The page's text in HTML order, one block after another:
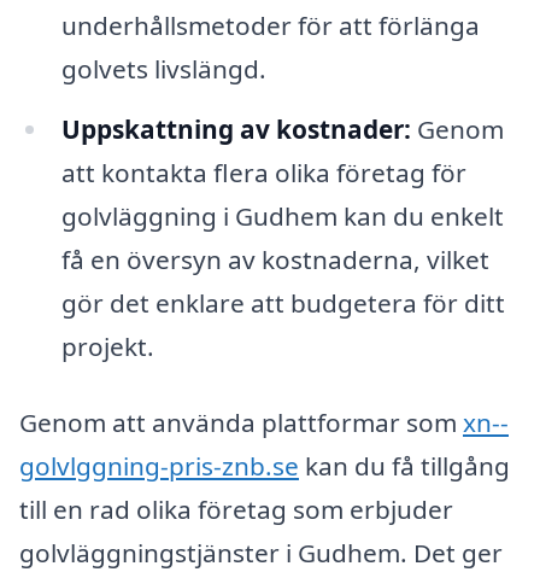
underhållsmetoder för att förlänga
golvets livslängd.
Uppskattning av kostnader: Genom
att kontakta flera olika företag för
golvläggning i Gudhem kan du enkelt
få en översyn av kostnaderna, vilket
gör det enklare att budgetera för ditt
projekt.
Genom att använda plattformar som xn--
golvlggning-pris-znb.se kan du få tillgång
till en rad olika företag som erbjuder
golvläggningstjänster i Gudhem. Det ger